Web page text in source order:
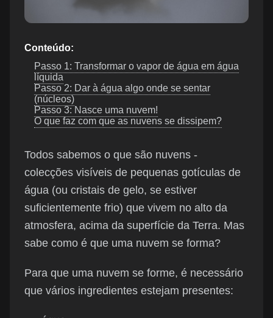
Conteúdo:
Passo 1: Transformar o vapor de água em água
líquida
Passo 2: Dar à água algo onde se sentar
(núcleos)
Passo 3: Nasce uma nuvem!
O que faz com que as nuvens se dissipem?
Todos sabemos o que são nuvens -
colecções visíveis de pequenas gotículas de
água (ou cristais de gelo, se estiver
suficientemente frio) que vivem no alto da
atmosfera, acima da superfície da Terra. Mas
sabe como é que uma nuvem se forma?
Para que uma nuvem se forme, é necessário
que vários ingredientes estejam presentes: